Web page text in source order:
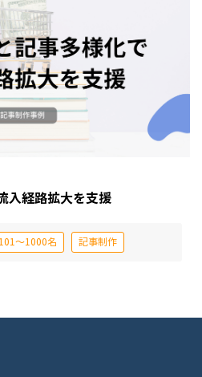
入経路拡大を支援
101～1000名 記事制作